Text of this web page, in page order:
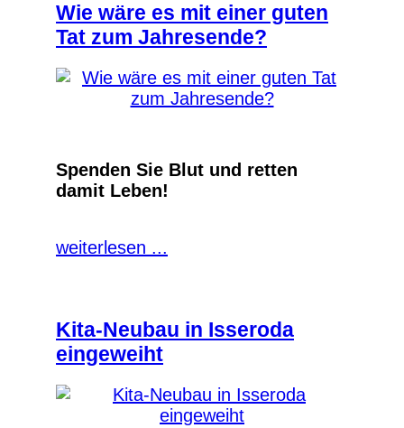
Wie wäre es mit einer guten
Tat zum Jahresende?
Spenden Sie Blut und retten
damit Leben!
weiterlesen ...
Kita-Neubau in Isseroda
eingeweiht